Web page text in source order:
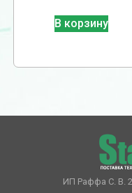
В корзину
ИП Раффа С. В.